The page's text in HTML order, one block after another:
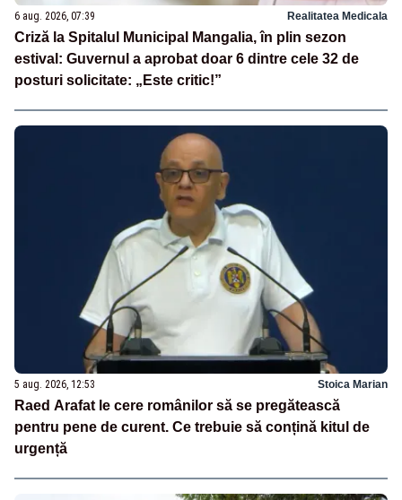
6 aug. 2026, 07:39 Realitatea Medicala
Criză la Spitalul Municipal Mangalia, în plin sezon
estival: Guvernul a aprobat doar 6 dintre cele 32 de
posturi solicitate: „Este critic!”
5 aug. 2026, 12:53 Stoica Marian
Raed Arafat le cere românilor să se pregătească
pentru pene de curent. Ce trebuie să conțină kitul de
urgență